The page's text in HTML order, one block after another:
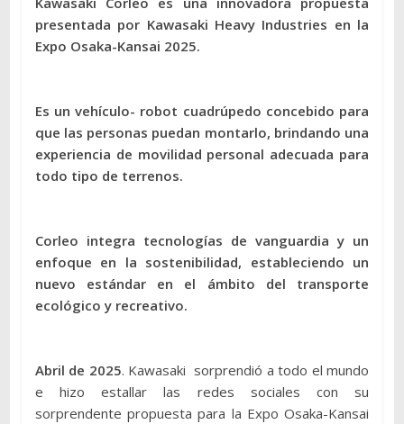
presentada por Kawasaki Heavy Industries en la
Expo Osaka-Kansai 2025.
Es un vehículo- robot cuadrúpedo concebido para
que las personas puedan montarlo, brindando una
experiencia de movilidad personal adecuada para
todo tipo de terrenos.
Corleo integra tecnologías de vanguardia y un
enfoque en la sostenibilidad, estableciendo un
nuevo estándar en el ámbito del transporte
ecológico y recreativo.
Abril de 2025. Kawasaki sorprendió a todo el mundo
e hizo estallar las redes sociales con su
sorprendente propuesta para la Expo Osaka-Kansai